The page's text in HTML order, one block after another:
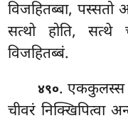
विजहितब्बा, पस्सतो
सत्थो होति, सत्थे
विजहितब्बं.
४९०. एककुलस्स
चीवरं निक्खिपित्वा